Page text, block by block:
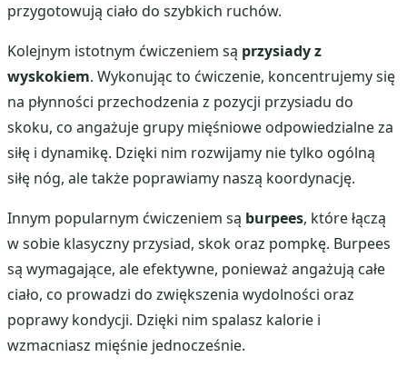
przygotowują ciało do szybkich ruchów.
Kolejnym istotnym ćwiczeniem są przysiady z
wyskokiem. Wykonując to ćwiczenie, koncentrujemy się
na płynności przechodzenia z pozycji przysiadu do
skoku, co angażuje grupy mięśniowe odpowiedzialne za
siłę i dynamikę. Dzięki nim rozwijamy nie tylko ogólną
siłę nóg, ale także poprawiamy naszą koordynację.
Innym popularnym ćwiczeniem są burpees, które łączą
w sobie klasyczny przysiad, skok oraz pompkę. Burpees
są wymagające, ale efektywne, ponieważ angażują całe
ciało, co prowadzi do zwiększenia wydolności oraz
poprawy kondycji. Dzięki nim spalasz kalorie i
wzmacniasz mięśnie jednocześnie.